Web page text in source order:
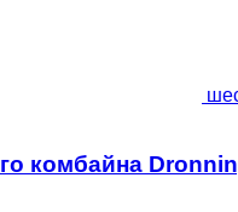
комбайна